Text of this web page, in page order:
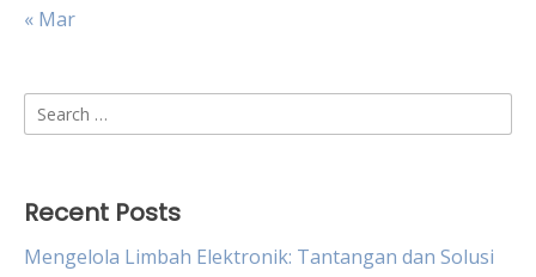
« Mar
Search
for:
Recent Posts
Mengelola Limbah Elektronik: Tantangan dan Solusi